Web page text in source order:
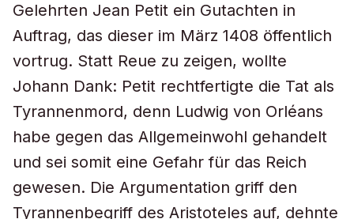
Gelehrten Jean Petit ein Gutachten in
Auftrag, das dieser im März 1408 öffentlich
vortrug. Statt Reue zu zeigen, wollte
Johann Dank: Petit rechtfertigte die Tat als
Tyrannenmord, denn Ludwig von Orléans
habe gegen das Allgemeinwohl gehandelt
und sei somit eine Gefahr für das Reich
gewesen. Die Argumentation griff den
Tyrannenbegriff des Aristoteles auf, dehnte